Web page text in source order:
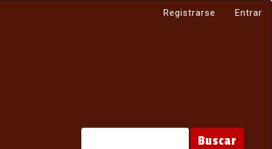
Registrarse Entrar
Buscar